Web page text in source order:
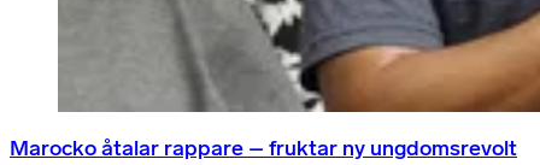
Marocko åtalar rappare – fruktar ny ungdomsrevolt